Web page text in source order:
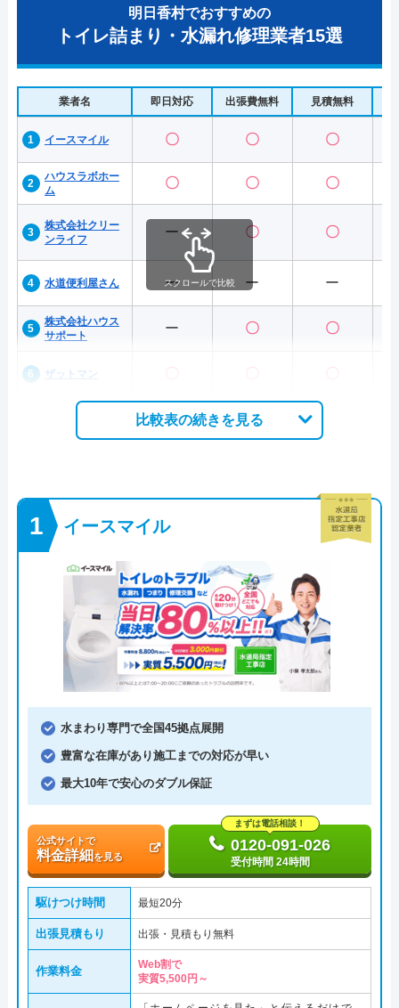
明日香村でおすすめの
トイレ詰まり・水漏れ修理業者15選
業者名 即日対応 出張費無料 見積無料
イースマイル 〇 〇 〇
ハウスラボホー
ム
〇 〇 〇
株式会社クリー
ンライフ
ー 〇 〇
水道便利屋さん ー ー ー
株式会社ハウス
サポート
ー 〇 〇
ザットマン
スクロールで比較
比較表の続きを見る
イースマイル
水まわり専門で全国45拠点展開
豊富な在庫があり施工までの対応が早い
最大10年で安心のダブル保証
公式サイトで
料金詳細を見る
まずは電話相談！
0120-091-026
受付時間 24時間
駆けつけ時間 最短20分
出張見積もり 出張・見積もり無料
作業料金
Web割で
実質5,500円～